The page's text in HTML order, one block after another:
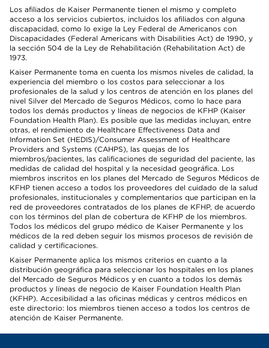
Los afiliados de Kaiser Permanente tienen el mismo y completo
acceso a los servicios cubiertos, incluidos los afiliados con alguna
discapacidad, como lo exige la Ley Federal de Americanos con
Discapacidades (Federal Americans with Disabilities Act) de 1990, y
la sección 504 de la Ley de Rehabilitación (Rehabilitation Act) de
1973.
Kaiser Permanente toma en cuenta los mismos niveles de calidad, la
experiencia del miembro o los costos para seleccionar a los
profesionales de la salud y los centros de atención en los planes del
nivel Silver del Mercado de Seguros Médicos, como lo hace para
todos los demás productos y líneas de negocios de KFHP (Kaiser
Foundation Health Plan). Es posible que las medidas incluyan, entre
otras, el rendimiento de Healthcare Effectiveness Data and
Information Set (HEDIS)/Consumer Assessment of Healthcare
Providers and Systems (CAHPS), las quejas de los
miembros/pacientes, las calificaciones de seguridad del paciente, las
medidas de calidad del hospital y la necesidad geográfica. Los
miembros inscritos en los planes del Mercado de Seguros Médicos de
KFHP tienen acceso a todos los proveedores del cuidado de la salud
profesionales, institucionales y complementarios que participan en la
red de proveedores contratados de los planes de KFHP, de acuerdo
con los términos del plan de cobertura de KFHP de los miembros.
Todos los médicos del grupo médico de Kaiser Permanente y los
médicos de la red deben seguir los mismos procesos de revisión de
calidad y certificaciones.
Kaiser Permanente aplica los mismos criterios en cuanto a la
distribución geográfica para seleccionar los hospitales en los planes
del Mercado de Seguros Médicos y en cuanto a todos los demás
productos y líneas de negocio de Kaiser Foundation Health Plan
(KFHP). Accesibilidad a las oficinas médicas y centros médicos en
este directorio: los miembros tienen acceso a todos los centros de
atención de Kaiser Permanente.